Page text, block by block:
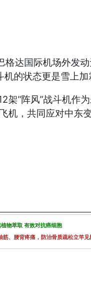
达国际机场外发
的状态更是雪上
架“阵风”战斗机作
机，共同应对中东
物萃取 有效对抗癌细胞
、腰背疼痛，防治骨质疏松立竿见